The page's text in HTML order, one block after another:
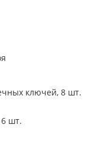
ключей, 8 шт.
шт.